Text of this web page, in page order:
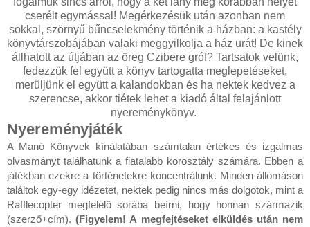
cserélt egymással! Megérkezésük után azonban nem
sokkal, szörnyű bűncselekmény történik a házban: a kastély
könyvtárszobájában valaki meggyilkolja a ház urát! De kinek
állhatott az útjában az öreg Czibere gróf? Tartsatok velünk,
fedezzük fel együtt a könyv tartogatta meglepetéseket,
merüljünk el együtt a kalandokban és ha nektek kedvez a
szerencse, akkor tiétek lehet a kiadó által felajánlott
nyereménykönyv.
Nyereményjáték
A Manó Könyvek kínálatában számtalan értékes és izgalmas
olvasmányt találhatunk a fiatalabb korosztály számára. Ebben a
játékban ezekre a történetekre koncentrálunk. Minden állomáson
találtok egy-egy idézetet, nektek pedig nincs más dolgotok, mint a
Rafflecopter megfelelő sorába beírni, hogy honnan származik
(szerző+cím).(Figyelem! A megfejtéseket elküldés után nem